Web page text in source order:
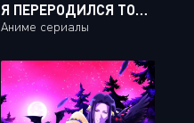
Я ПЕРЕРОДИЛСЯ ТОРГОВЫМ АВТОМАТОМ И СКИТАЮСЬ ПО ЛАБИРИНТУ / JIDOU HANBAIKI NI UMAREKAWATTA ORE WA MEIKYUU WO SAMAYOU [12 ИЗ 12]
Аниме сериалы